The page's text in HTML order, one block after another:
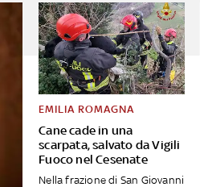
Cane cade in una
scarpata, salvato da Vigili
Fuoco nel Cesenate
EMILIA ROMAGNA
Nella frazione di San Giovanni